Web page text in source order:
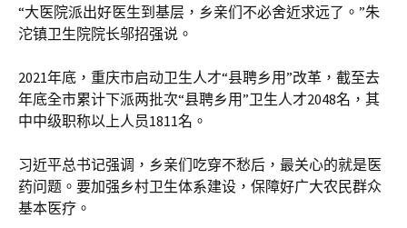
“大医院派出好医生到基层，乡亲们不必舍近求远了。”朱
沱镇卫生院院长邬招强说。
2021年底，重庆市启动卫生人才“县聘乡用”改革，截至去
年底全市累计下派两批次“县聘乡用”卫生人才2048名，其
中中级职称以上人员1811名。
习近平总书记强调，乡亲们吃穿不愁后，最关心的就是医
药问题。要加强乡村卫生体系建设，保障好广大农民群众
基本医疗。